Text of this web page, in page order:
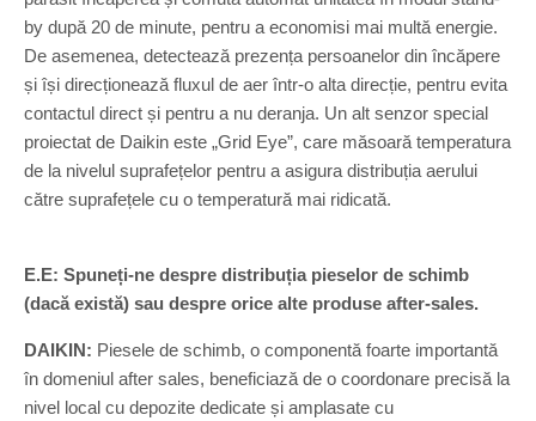
by după 20 de minute, pentru a economisi mai multă energie.
De asemenea, detectează prezența persoanelor din încăpere
și își direcționează fluxul de aer într-o alta direcție, pentru evita
contactul direct și pentru a nu deranja. Un alt senzor special
proiectat de Daikin este „Grid Eye”, care măsoară temperatura
de la nivelul suprafețelor pentru a asigura distribuția aerului
către suprafețele cu o temperatură mai ridicată.
E.E: Spuneți-ne despre distribuția pieselor de schimb
(dacă există) sau despre orice alte produse after-sales.
DAIKIN: Piesele de schimb, o componentă foarte importantă
în domeniul after sales, beneficiază de o coordonare precisă la
nivel local cu depozite dedicate și amplasate cu